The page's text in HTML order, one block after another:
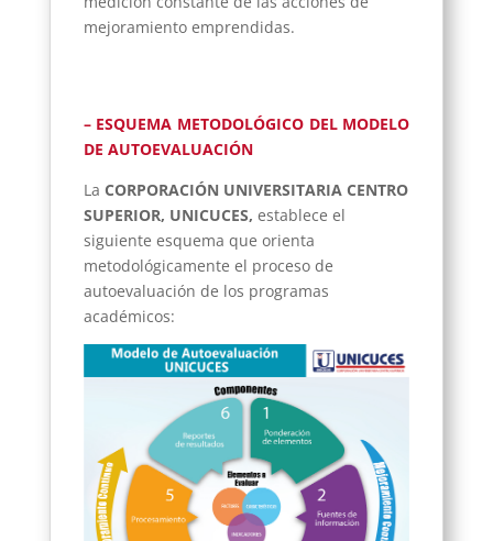
mejoramiento emprendidas.
– ESQUEMA METODOLÓGICO DEL MODELO
DE AUTOEVALUACIÓN
La CORPORACIÓN UNIVERSITARIA CENTRO
SUPERIOR, UNICUCES, establece el
siguiente esquema que orienta
metodológicamente el proceso de
autoevaluación de los programas
académicos: